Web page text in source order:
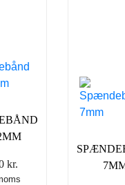
kr.